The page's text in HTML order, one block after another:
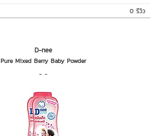
0 รีวิว
D-nee
Pure Mixed Berry Baby Powder
- -